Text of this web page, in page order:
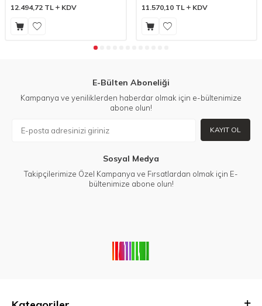
12.494,72 TL KDV 11.570,10TL KDV
E-Bülten Aboneliği
Kampanya ve yeniliklerden haberdar olmak için e-bültenimize
abone olun!
KAYIT OL
Sosyal Medya
Takipçilerimize Özel Kampanya ve Fırsatlardan olmak için E-
bültenimize abone olun!